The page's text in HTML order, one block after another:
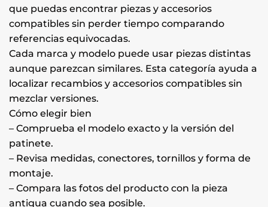
que puedas encontrar piezas y accesorios
compatibles sin perder tiempo comparando
referencias equivocadas.
Cada marca y modelo puede usar piezas distintas
aunque parezcan similares. Esta categoría ayuda a
localizar recambios y accesorios compatibles sin
mezclar versiones.
Cómo elegir bien
– Comprueba el modelo exacto y la versión del
patinete.
– Revisa medidas, conectores, tornillos y forma de
montaje.
– Compara las fotos del producto con la pieza
antigua cuando sea posible.